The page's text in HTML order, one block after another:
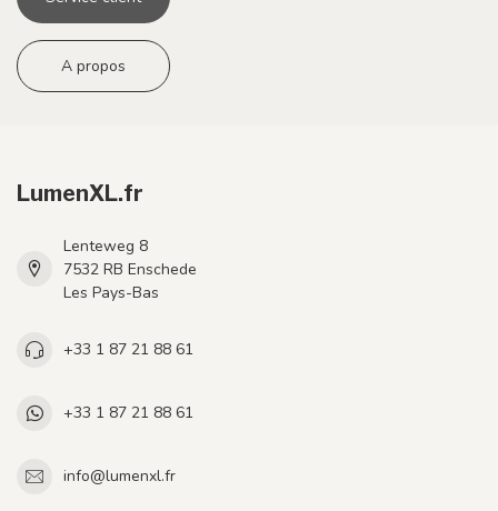
A propos
LumenXL.fr
Lenteweg 8
7532 RB Enschede
Les Pays-Bas
+33 1 87 21 88 61
+33 1 87 21 88 61
info@lumenxl.fr